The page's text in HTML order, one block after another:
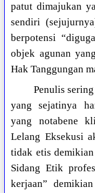
patut dimajukan
sendiri
berpotensi
objek agunan
Hak Tanggungan
Penulis
yang sejatinya
yang notabene
Lelang Eksekusi
tidak etis
Sidang Etik
kerjaan”